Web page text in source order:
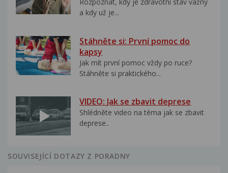
a kdy už je...
Stáhněte si: První pomoc do
kapsy
Jak mít první pomoc vždy po ruce?
Stáhněte si praktického...
VIDEO: Jak se zbavit deprese
Shlédněte video na téma jak se zbavit
deprese..
SOUVISEJÍCÍ DOTAZY Z PORADNY